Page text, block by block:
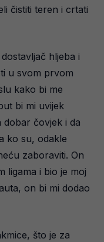
čistiti teren i crtati
hljeba i
u svom prvom
kako bi me
bi mi uvijek
dobar čovjek i da
ko su, odakle
zaboraviti. On
ligama i bio je moj
on bi mi dodao
što je za